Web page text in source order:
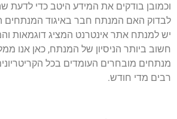
וכמובן בודקים את המידע היטב כדי לדעת
לבדוק האם המנתח חבר באיגוד המנתחים
יש למנתח אתר אינטרנט המציג דוגמאות
חשוב ביותר הניסיון של המנתח, כאן אנו
מנתחים מובחרים העומדים בכל
רבים מדי חודש.